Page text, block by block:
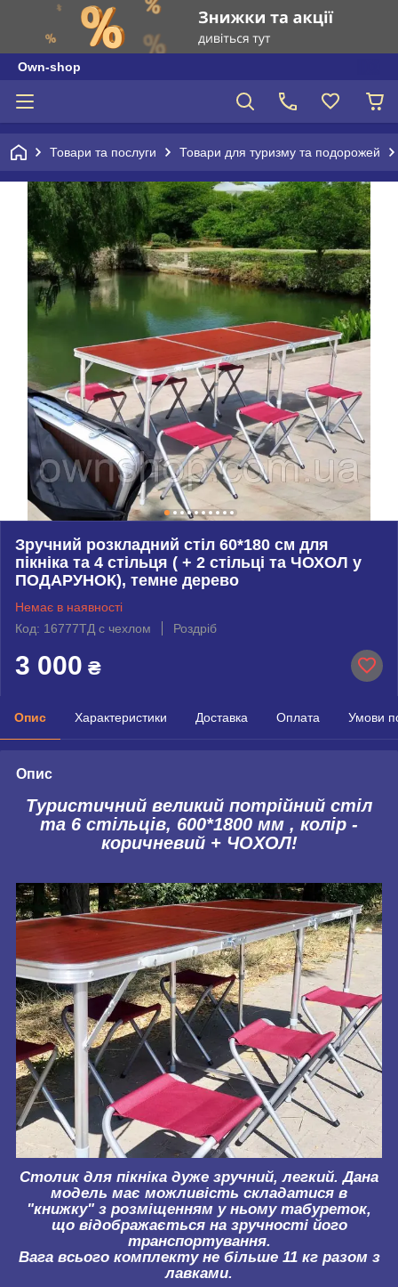
Own-shop
Товари та послуги Товари для туризму та подорожей
Зручний розкладний стіл 60*180 см для
пікніка та 4 стільця ( + 2 стільці та ЧОХОЛ у
ПОДАРУНОК), темне дерево
Немає в наявності
Код: 16777ТД с чехлом
Роздріб
3 000 ₴
Опис Характеристики Доставка Оплата Умови
Опис
Туристичний великий потрійний стіл
та 6 стільців, 600*1800 мм , колір -
коричневий + ЧОХОЛ!
Столик для пікніка дуже зручний, легкий. Дана
модель має можливість складатися в
"книжку" з розміщенням у ньому табуреток,
що відображається на зручності його
транспортування.
Вага всього комплекту не більше 11 кг разом з
лавками.